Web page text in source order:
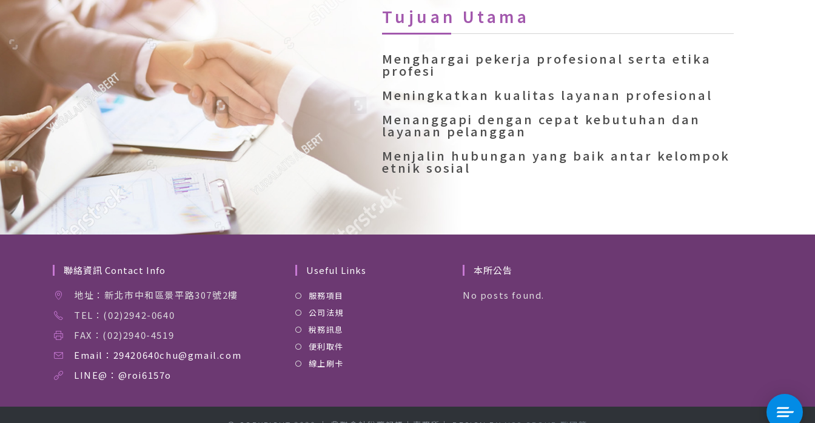
Tujuan Utama
Menghargai pekerja profesional serta etika
profesi
Meningkatkan kualitas layanan profesional
Menanggapi dengan cepat kebutuhan dan
layanan pelanggan
Menjalin hubungan yang baik antar kelompok
etnik sosial
聯絡資訊 Contact Info
地址：新北市中和區景平路307號2樓
TEL：(02)2942-0640
FAX：(02)2940-4519
Email：29420640chu@gmail.com
LINE@：@roi6157o
Useful Links
服務項目
公司法規
稅務訊息
便利取件
線上刷卡
本所公告
No posts found.